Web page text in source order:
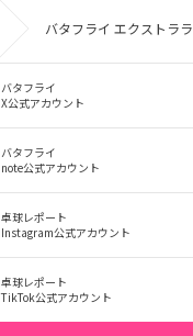
バタフライ エクストララ
バタフライ
X公式アカウント
バタフライ
note公式アカウント
卓球レポート
Instagram公式アカウント
卓球レポート
TikTok公式アカウント